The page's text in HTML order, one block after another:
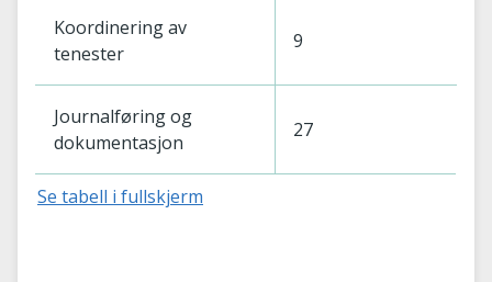
Koordinering av
tenester
9
Journalføring og
dokumentasjon
27
Se tabell i fullskjerm